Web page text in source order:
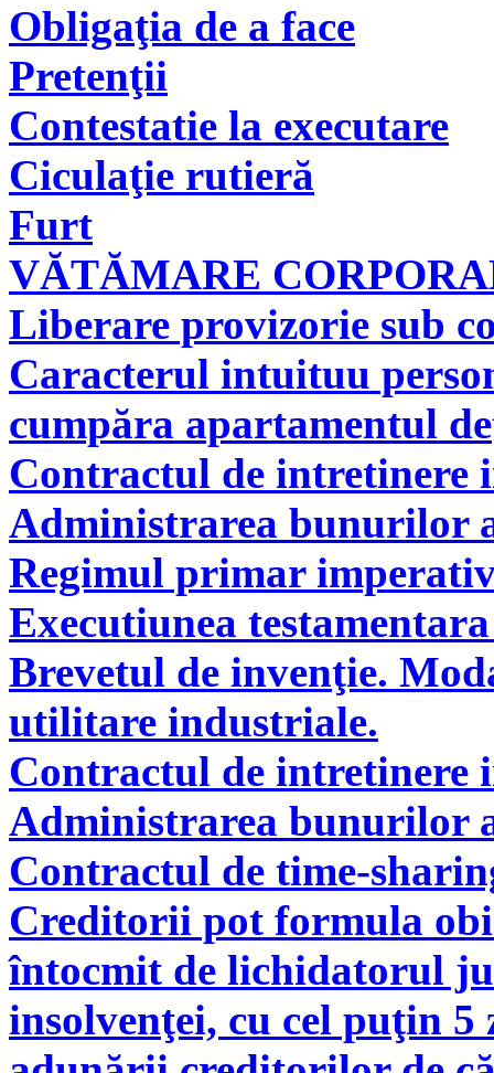
Obligaţia de a face
Pretenţii
Contestatie la executare
Ciculaţie rutieră
Furt
VĂTĂMARE
Liberare provizorie sub
Caracterul intuituu
cumpăra apartamentul
Contractul de intretinere
Administrarea bunurilor
Regimul primar
Executiunea
Brevetul de invenţie.
utilitare industriale.
Contractul de intretinere
Administrarea bunurilor
Contractul de time-
Creditorii pot formula
întocmit de lichidatorul
insolvenţei, cu cel puţin